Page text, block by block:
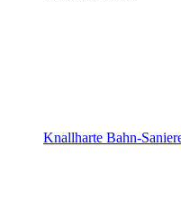
Knallharte Bahn-